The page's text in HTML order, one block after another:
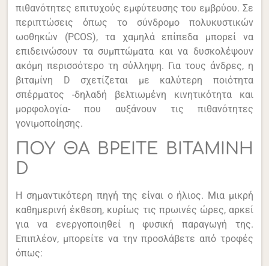
πιθανότητες επιτυχούς εμφύτευσης του εμβρύου. Σε
περιπτώσεις όπως το σύνδρομο πολυκυστικών
ωοθηκών (PCOS), τα χαμηλά επίπεδα μπορεί να
επιδεινώσουν τα συμπτώματα και να δυσκολέψουν
ακόμη περισσότερο τη σύλληψη. Για τους άνδρες, η
βιταμίνη D σχετίζεται με καλύτερη ποιότητα
σπέρματος -δηλαδή βελτιωμένη κινητικότητα και
μορφολογία- που αυξάνουν τις πιθανότητες
γονιμοποίησης.
ΠΟΥ ΘΑ ΒΡΕΙΤΕ ΒΙΤΑΜΙΝΗ
D
Η σημαντικότερη πηγή της είναι ο ήλιος. Μια μικρή
καθημερινή έκθεση, κυρίως τις πρωινές ώρες, αρκεί
για να ενεργοποιηθεί η φυσική παραγωγή της.
Επιπλέον, μπορείτε να την προσλάβετε από τροφές
όπως: